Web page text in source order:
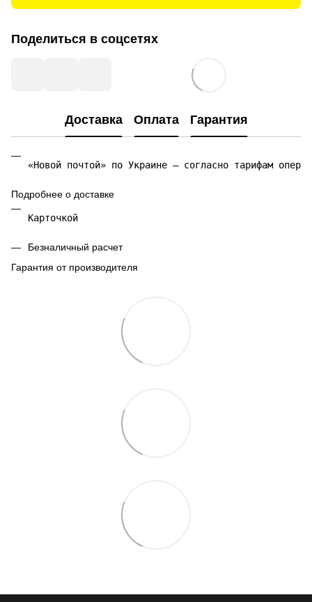
Поделиться в соцсетях
Доставка Оплата Гарантия
«Новой почтой» по Украине — согласно тарифам
Подробнее о доставке
Карточкой
Безналичный расчет
Гарантия от производителя